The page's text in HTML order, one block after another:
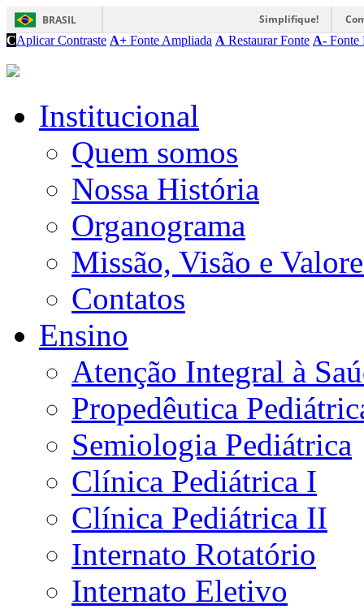
BRASIL Simplifique!
CAplicar Contraste A+ Fonte Ampliada A Restaurar Fonte A- Fonte
Institucional
Quem somos
Nossa História
Organograma
Missão, Visão e
Contatos
Ensino
Atenção Integral à
Propedêutica
Semiologia Pediátrica
Clínica Pediátrica I
Clínica Pediátrica II
Internato Rotatório
Internato Eletivo